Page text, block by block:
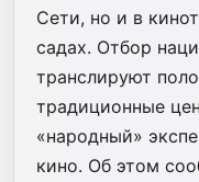
Сети, но и в
садах. Отбор
транслируют
традиционные
«народный»
кино. Об этом